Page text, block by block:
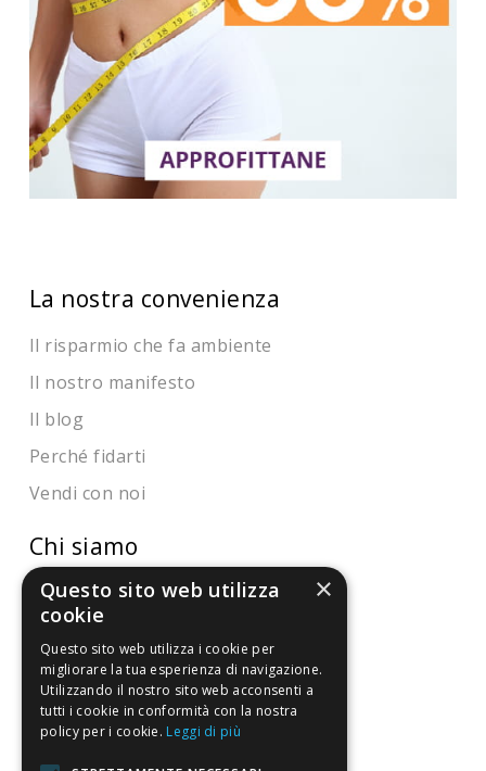
La nostra convenienza
Il risparmio che fa ambiente
Il nostro manifesto
Il blog
Perché fidarti
Vendi con noi
Chi siamo
Chi Siamo
Sostegno e riconoscimenti
Servizio clienti
FAQ
Riferimenti da controllare
×
Questo sito web utilizza
cookie
Questo sito web utilizza i cookie per
migliorare la tua esperienza di navigazione.
Utilizzando il nostro sito web acconsenti a
tutti i cookie in conformità con la nostra
policy per i cookie. Leggi di più